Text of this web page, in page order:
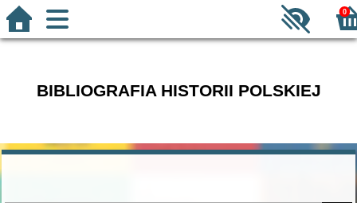
0
BIBLIOGRAFIA HISTORII POLSKIEJ